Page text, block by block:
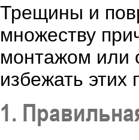
Трещины и
множеству
монтажом или
избежать
1.